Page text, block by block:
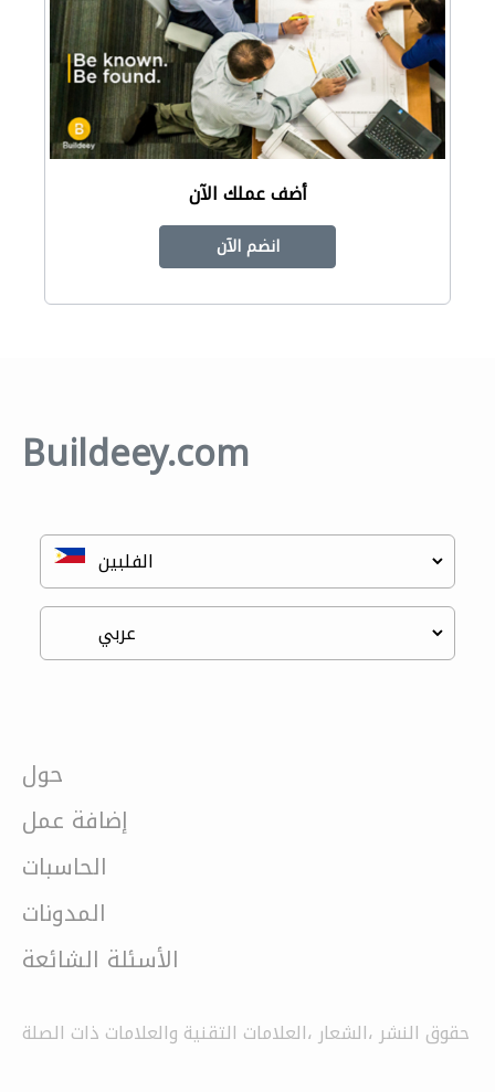
أضف عملك الآن
انضم الآن
Buildeey.com
حول
إضافة عمل
الحاسبات
المدونات
الأسئلة الشائعة
حقوق النشر ،الشعار ،العلامات التقنية والعلامات ذات الصلة